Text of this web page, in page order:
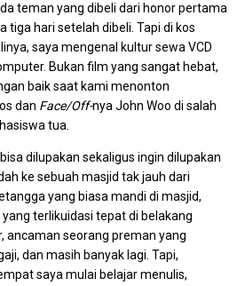
teman yang dibeli dari honor pertama
tiga hari setelah dibeli. Tapi di kos
saya mengenal kultur sewa VCD
Bukan film yang sangat hebat,
baik saat kami menonton
dan Face/Off-nya John Woo di salah
tua.
dilupakan sekaligus ingin dilupakan
ke sebuah masjid tak jauh dari
yang biasa mandi di masjid,
terlikuidasi tepat di belakang
ancaman seorang preman yang
dan masih banyak lagi. Tapi,
saya mulai belajar menulis,